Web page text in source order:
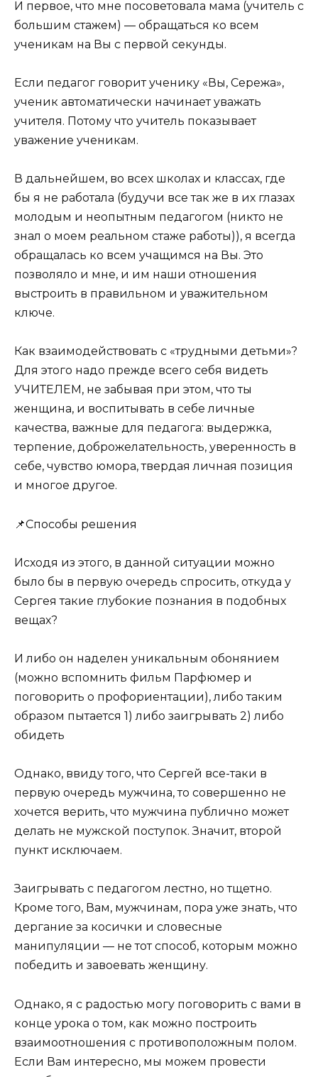
И первое, что мне посоветовала мама (учитель с
большим стажем) — обращаться ко всем
ученикам на Вы с первой секунды.
Если педагог говорит ученику «Вы, Сережа»,
ученик автоматически начинает уважать
учителя. Потому что учитель показывает
уважение ученикам.
В дальнейшем, во всех школах и классах, где
бы я не работала (будучи все так же в их глазах
молодым и неопытным педагогом (никто не
знал о моем реальном стаже работы)), я всегда
обращалась ко всем учащимся на Вы. Это
позволяло и мне, и им наши отношения
выстроить в правильном и уважительном
ключе.
Как взаимодействовать с «трудными детьми»?
Для этого надо прежде всего себя видеть
УЧИТЕЛЕМ, не забывая при этом, что ты
женщина, и воспитывать в себе личные
качества, важные для педагога: выдержка,
терпение, доброжелательность, уверенность в
себе, чувство юмора, твердая личная позиция
и многое другое.
📌Способы решения
Исходя из этого, в данной ситуации можно
было бы в первую очередь спросить, откуда у
Сергея такие глубокие познания в подобных
вещах?
И либо он наделен уникальным обонянием
(можно вспомнить фильм Парфюмер и
поговорить о профориентации), либо таким
образом пытается 1) либо заигрывать 2) либо
обидеть
Однако, ввиду того, что Сергей все-таки в
первую очередь мужчина, то совершенно не
хочется верить, что мужчина публично может
делать не мужской поступок. Значит, второй
пункт исключаем.
Заигрывать с педагогом лестно, но тщетно.
Кроме того, Вам, мужчинам, пора уже знать, что
дергание за косички и словесные
манипуляции — не тот способ, которым можно
победить и завоевать женщину.
Однако, я с радостью могу поговорить с вами в
конце урока о том, как можно построить
взаимоотношения с противоположным полом.
Если Вам интересно, мы можем провести